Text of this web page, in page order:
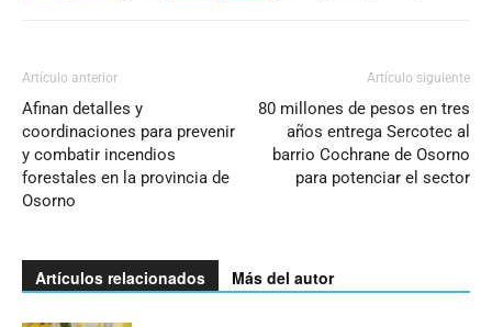
Artículo anterior
Afinan detalles y
coordinaciones para prevenir
y combatir incendios
forestales en la provincia de
Osorno
Artículo siguiente
80 millones de pesos en tres
años entrega Sercotec al
barrio Cochrane de Osorno
para potenciar el sector
Artículos relacionados Más del autor